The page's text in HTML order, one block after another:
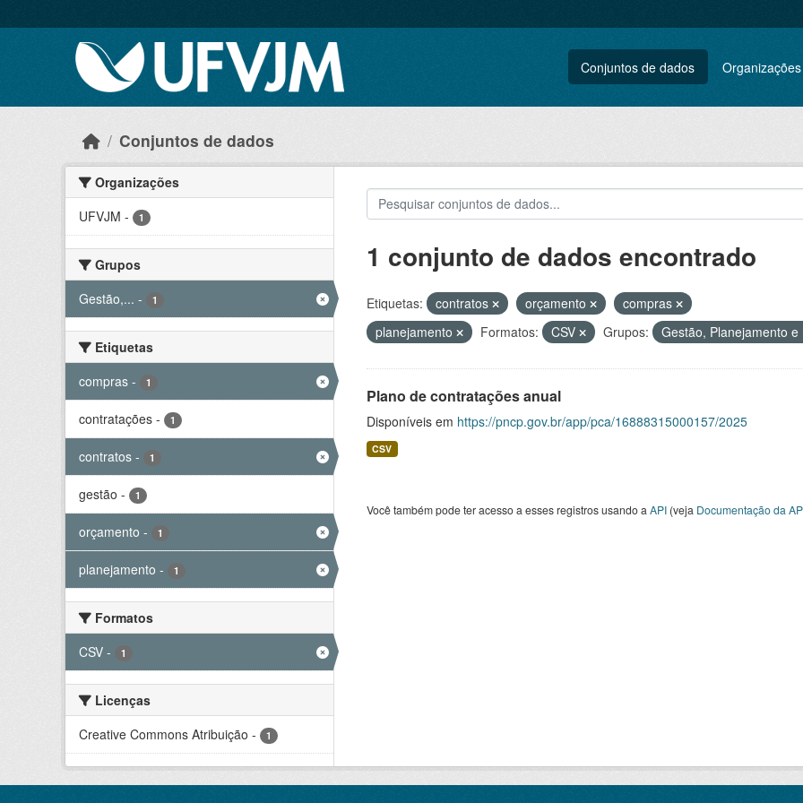
Conjuntos de dados Organizações
Conjuntos de dados
Organizações
UFVJM - 1
Grupos
Gestão,... - 1
Etiquetas
compras - 1
contratações - 1
contratos - 1
gestão - 1
orçamento - 1
planejamento - 1
Formatos
CSV - 1
Licenças
Creative Commons Atribuição - 1
1 conjunto de dados encontrado
Etiquetas: contratos orçamento
compras
planejamento
Formatos: CSV Grupos: Gestão, Planejamento
Plano de contratações anual
Disponíveis em https://pncp.gov.br/app/pca/16888315000157/2025
CSV
Você também pode ter acesso a esses registros usando a API(veja Documentação da